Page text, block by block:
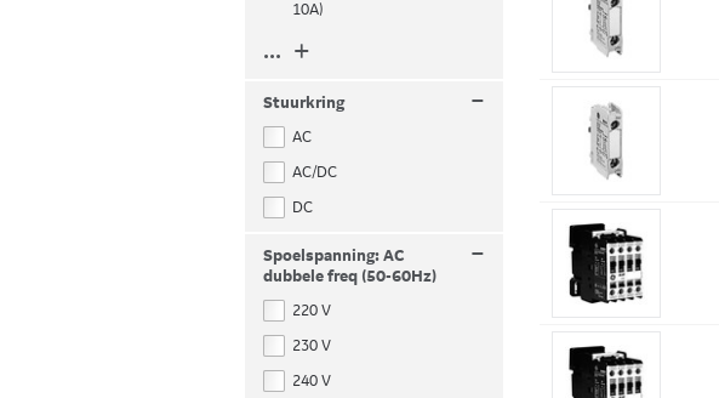
10A)
... +
Stuurkring –
AC
AC/DC
DC
Spoelspanning: AC
dubbele freq (50-60Hz)
–
220 V
230 V
240 V